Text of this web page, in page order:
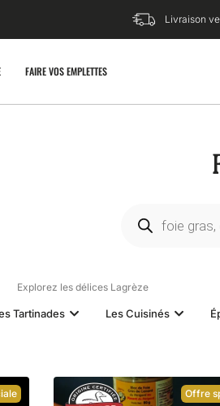
Livraison
FAIRE VOS EMPLETTES
Explorez les délices Lagrèze
Tartinades Les Cuisinés
Offre